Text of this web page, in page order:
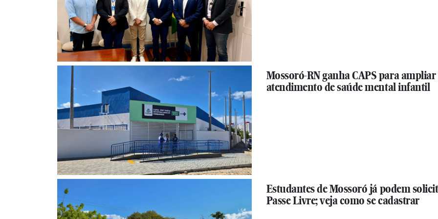
Mossoró-RN ganha CAPS para ampliar
atendimento de saúde mental infantil
Estudantes de Mossoró já podem
Passe Livre; veja como se cadastrar